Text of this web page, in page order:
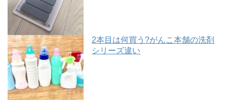
2本目は何買う?がんこ本舗の洗剤
シリーズ違い